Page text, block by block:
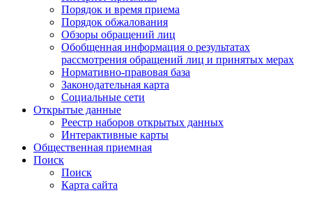
Порядок и время приема
Порядок обжалования
Обзоры обращений лиц
Обобщенная информация о результатах
рассмотрения обращений лиц и принятых мерах
Нормативно-правовая база
Законодательная карта
Социальные сети
Открытые данные
Реестр наборов открытых данных
Интерактивные карты
Общественная приемная
Поиск
Поиск
Карта сайта